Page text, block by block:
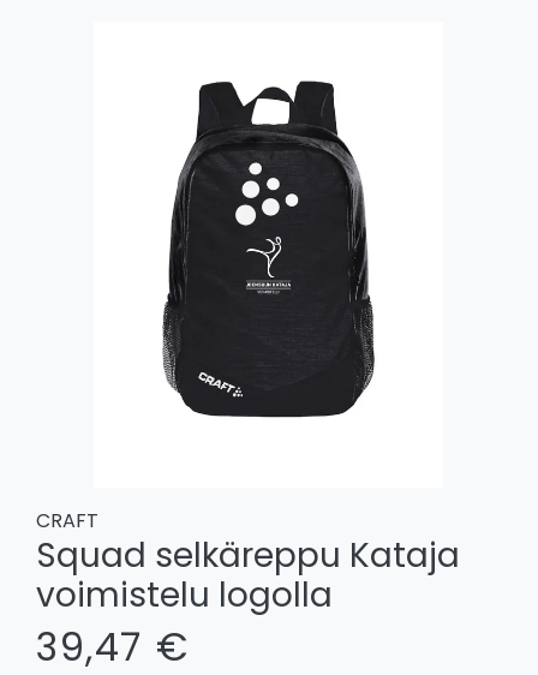
CRAFT
Squad selkäreppu Kataja
voimistelu logolla
39,47 €